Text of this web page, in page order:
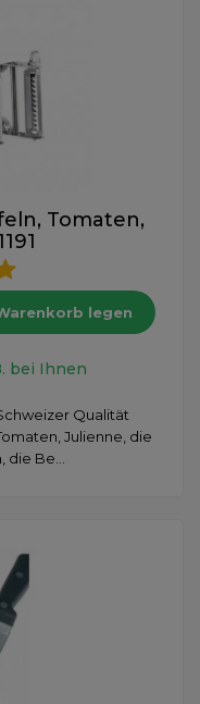
Tomaten,
legen
bei Ihnen
Qualität
Julienne, die
Be...